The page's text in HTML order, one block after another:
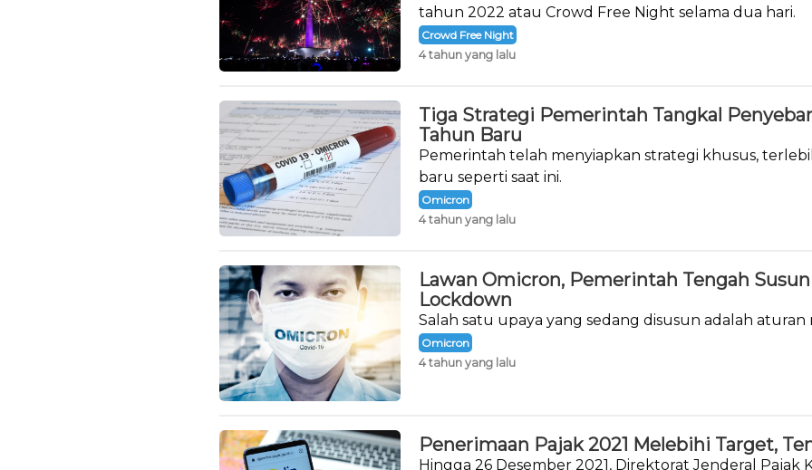
tahun 2022 atau Crowd Free Night selama dua hari.
Crowd Free Night
4 tahun yang lalu
Tiga Strategi Pemerintah Tangkal
Tahun Baru
Pemerintah telah menyiapkan strategi khusus,
baru seperti saat ini.
Omicron
4 tahun yang lalu
Lawan Omicron, Pemerintah Tengah
Lockdown
Salah satu upaya yang sedang disusun adalah
Omicron
4 tahun yang lalu
Penerimaan Pajak 2021 Melebihi Target,
Hingga 26 Desember 2021, Direktorat Jenderal Pajak